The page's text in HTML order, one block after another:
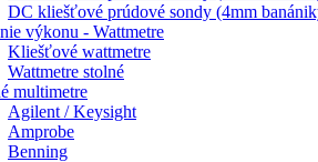
DC kliešťové prúdové sondy (4mm
výkonu - Wattmetre
Kliešťové wattmetre
Wattmetre stolné
multimetre
Agilent / Keysight
Amprobe
Benning